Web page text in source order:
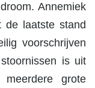
Annemiek
laatste stand
voorschrijven
is uit
grote